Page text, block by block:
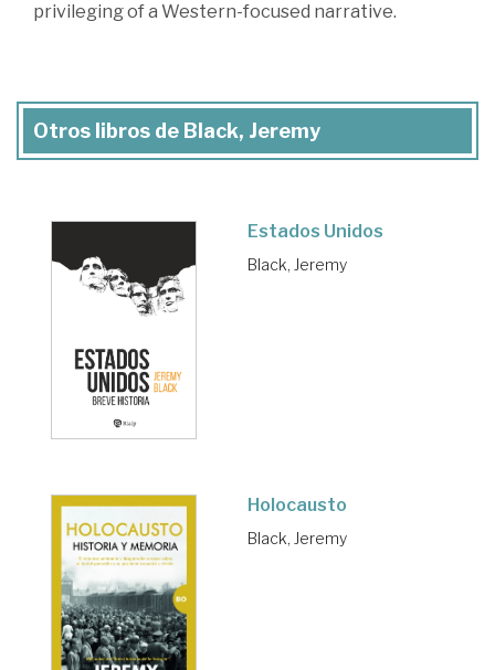
privileging of a Western-focused narrative.
Otros libros de Black, Jeremy
Estados Unidos
Black, Jeremy
Holocausto
Black, Jeremy